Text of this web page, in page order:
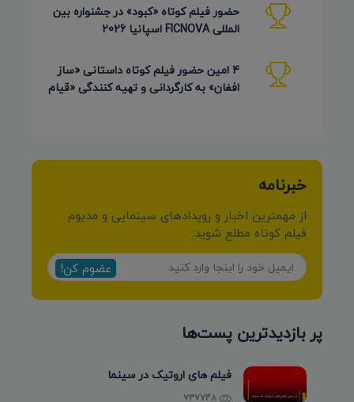
حضور فیلم کوتاه «کبود» در جشنواره بین
المللی FICNOVA اسپانیا 2026
4 امین حضور فیلم کوتاه داستانی «ساز
افغان» به کارگردانی و تهیه کنندگی «قیام
خبرنامه
از مهمترین اخبار و رویدادهای سینمایی و مدیوم
فیلم کوتاه مطلع شوید:
عضوم کن!
پر بازدیدترین پست‌ها
فیلم های اروتیک در سینما